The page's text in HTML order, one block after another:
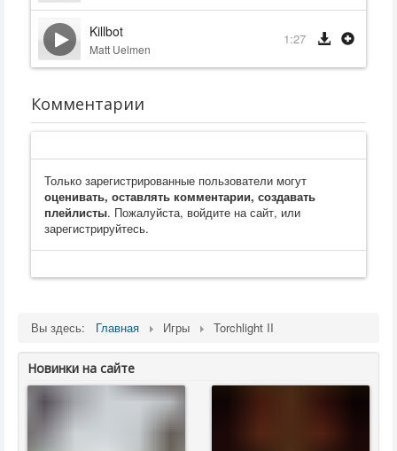
Killbot
Matt Uelmen
1:27
Комментарии
Только зарегистрированные пользователи могут
оценивать, оставлять комментарии, создавать
плейлисты. Пожалуйста, войдите на сайт, или
зарегистрируйтесь.
Вы здесь: Главная Игры Torchlight II
Новинки на сайте